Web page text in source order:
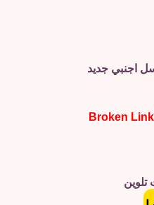
اجنبي جديد
تلوين